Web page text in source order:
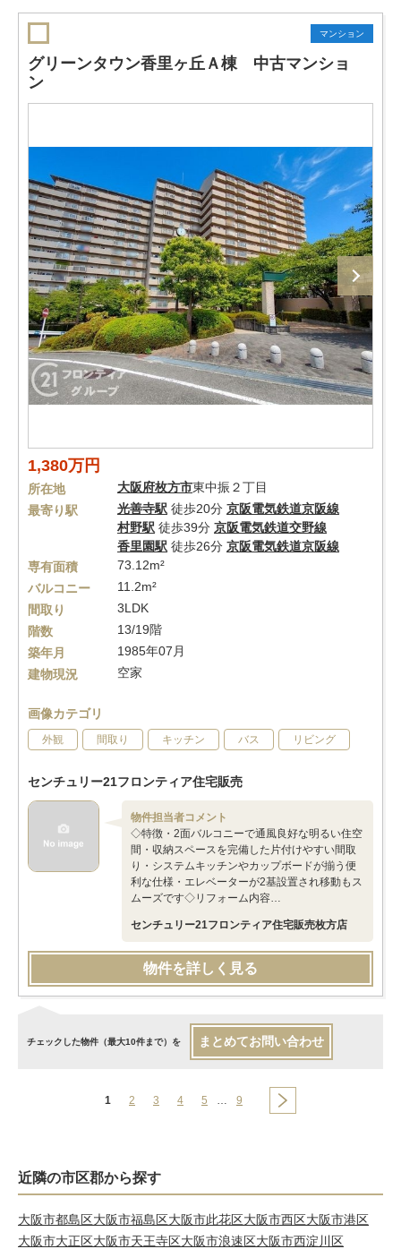
マンション
グリーンタウン香里ヶ丘Ａ棟 中古マンショ
ン
1,380万円
所在地 大阪府枚方市東中振２丁目
最寄り駅
光善寺駅 徒歩20分 京阪電気鉄道京阪線
村野駅 徒歩39分 京阪電気鉄道交野線
香里園駅 徒歩26分 京阪電気鉄道京阪線
専有面積
73.12m²
バルコニー
11.2m²
間取り
3LDK
階数
13/19階
築年月
1985年07月
建物現況
空家
画像カテゴリ
外観 間取り キッチン バス リビング
センチュリー21フロンティア住宅販売
物件担当者コメント
◇特徴・2面バルコニーで通風良好な明るい住空
間・収納スペースを完備した片付けやすい間取
り・システムキッチンやカップボードが揃う便
利な仕様・エレベーターが2基設置され移動もス
ムーズです◇リフォーム内容…
センチュリー21フロンティア住宅販売枚方店
物件を詳しく見る
チェックした物件（最大10件まで）を まとめてお問い合わせ
1 2 3 4 5 … 9
近隣の市区郡から探す
大阪市都島区大阪市福島区大阪市此花区大阪市西区大阪市港区
大阪市大正区大阪市天王寺区大阪市浪速区大阪市西淀川区